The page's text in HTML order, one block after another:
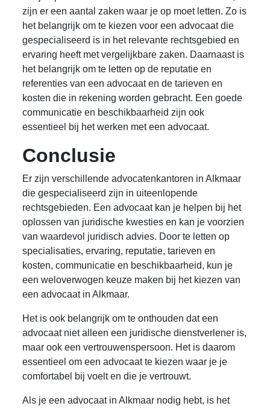
zijn er een aantal zaken waar je op moet letten. Zo is
het belangrijk om te kiezen voor een advocaat die
gespecialiseerd is in het relevante rechtsgebied en
ervaring heeft met vergelijkbare zaken. Daarnaast is
het belangrijk om te letten op de reputatie en
referenties van een advocaat en de tarieven en
kosten die in rekening worden gebracht. Een goede
communicatie en beschikbaarheid zijn ook
essentieel bij het werken met een advocaat.
Conclusie
Er zijn verschillende advocatenkantoren in Alkmaar
die gespecialiseerd zijn in uiteenlopende
rechtsgebieden. Een advocaat kan je helpen bij het
oplossen van juridische kwesties en kan je voorzien
van waardevol juridisch advies. Door te letten op
specialisaties, ervaring, reputatie, tarieven en
kosten, communicatie en beschikbaarheid, kun je
een weloverwogen keuze maken bij het kiezen van
een advocaat in Alkmaar.
Het is ook belangrijk om te onthouden dat een
advocaat niet alleen een juridische dienstverlener is,
maar ook een vertrouwenspersoon. Het is daarom
essentieel om een advocaat te kiezen waar je je
comfortabel bij voelt en die je vertrouwt.
Als je een advocaat in Alkmaar nodig hebt, is het